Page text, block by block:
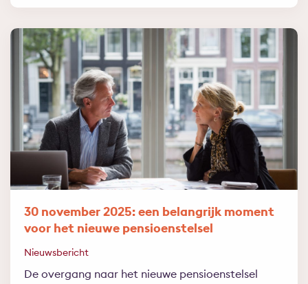
30 november 2025: een belangrijk moment
voor het nieuwe pensioenstelsel
Nieuwsbericht
De overgang naar het nieuwe pensioenstelsel